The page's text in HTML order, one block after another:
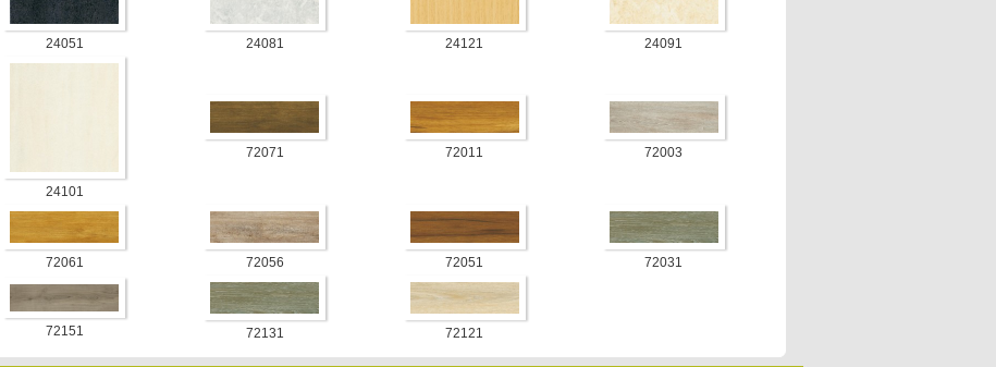
24051 24081 24121 24091
24101
72071 72011 72003
72061 72056 72051 72031
72151 72131 72121